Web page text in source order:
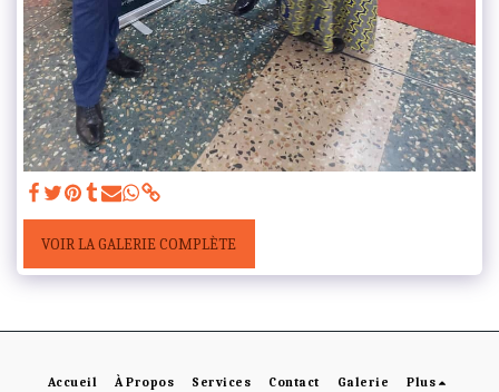
VOIR LA GALERIE COMPLÈTE
Accueil À Propos Services Contact Galerie Plus